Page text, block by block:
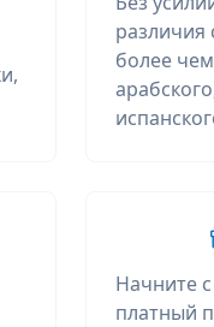
более
Начните
платный